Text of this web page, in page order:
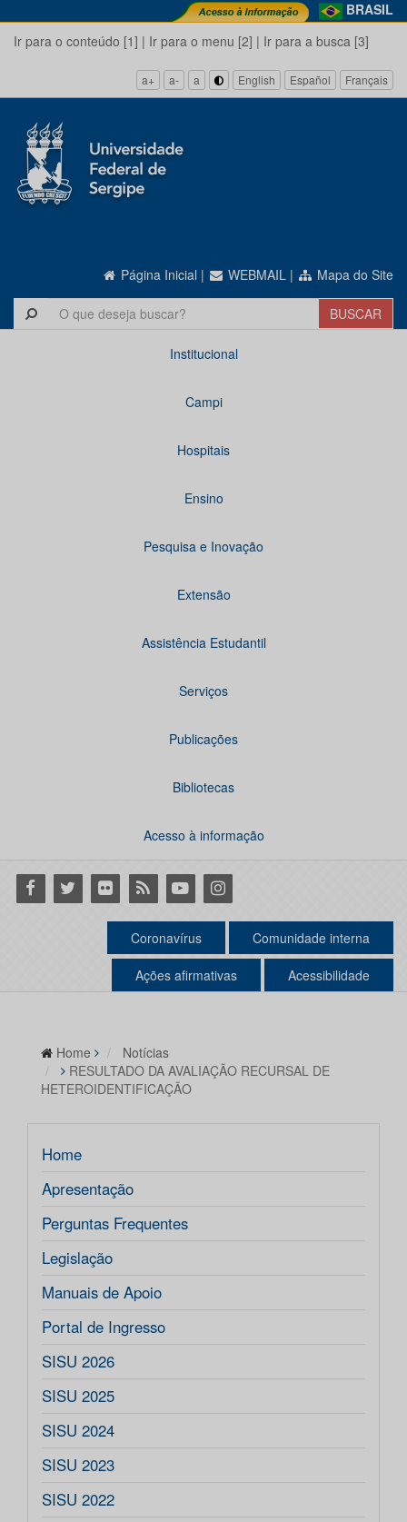
BRASIL
Ir para o conteúdo [1] | Ir para o menu [2] | Ir para a busca [3]
a+ a- a English Español Français
Página Inicial | WEBMAIL | Mapa do Site
Institucional
Campi
Hospitais
Ensino
Pesquisa e Inovação
Extensão
Assistência Estudantil
Serviços
Publicações
Bibliotecas
Acesso à informação
Facebook
Twitter Flickr RSS YoutubeInstagram
Coronavírus Comunidade interna
Ações afirmativas Acessibilidade
Home
Notícias
RESULTADO DA AVALIAÇÃO RECURSAL DE
HETEROIDENTIFICAÇÃO
Home
Apresentação
Perguntas Frequentes
Legislação
Manuais de Apoio
Portal de Ingresso
SISU 2026
SISU 2025
SISU 2024
SISU 2023
SISU 2022